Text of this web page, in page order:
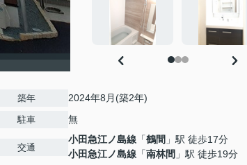
築年 2024年8月(築2年)
駐車 無
交通
小田急江ノ島線 「鶴間 」駅 徒歩17分
小田急江ノ島線 「南林間 」駅 徒歩19分